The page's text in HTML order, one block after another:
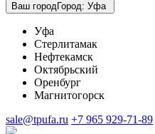
Ваш городГород: Уфа
Уфа
Стерлитамак
Нефтекамск
Октябрьский
Оренбург
Магнитогорск
sale@tpufa.ru +7 965 929-71-89